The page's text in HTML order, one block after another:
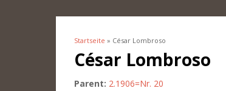
Sie sind hier
Startseite » César Lombroso
César Lombroso
Parent: 2.1906=Nr. 20